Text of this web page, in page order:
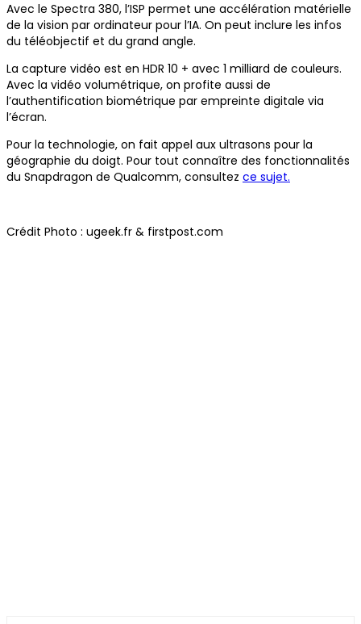
Avec le Spectra 380, l’ISP permet une accélération matérielle
de la vision par ordinateur pour l’IA. On peut inclure les infos
du téléobjectif et du grand angle.
La capture vidéo est en HDR 10 + avec 1 milliard de couleurs.
Avec la vidéo volumétrique, on profite aussi de
l’authentification biométrique par empreinte digitale via
l’écran.
Pour la technologie, on fait appel aux ultrasons pour la
géographie du doigt. Pour tout connaître des fonctionnalités
du Snapdragon de Qualcomm, consultez ce sujet.
Crédit Photo : ugeek.fr & firstpost.com